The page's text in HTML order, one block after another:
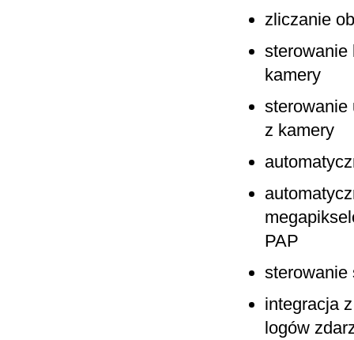
zliczanie
sterowanie
kamery
sterowanie
z kamery
PAP
sterowanie
integracja
logów